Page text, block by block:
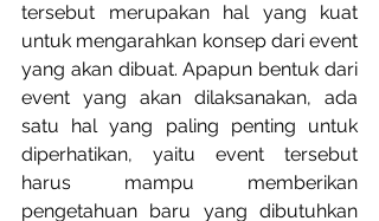
tersebut merupakan hal yang kuat
untuk mengarahkan konsep dari event
yang akan dibuat. Apapun bentuk dari
event yang akan dilaksanakan, ada
satu hal yang paling penting untuk
diperhatikan, yaitu event tersebut
harus mampu memberikan
pengetahuan baru yang dibutuhkan